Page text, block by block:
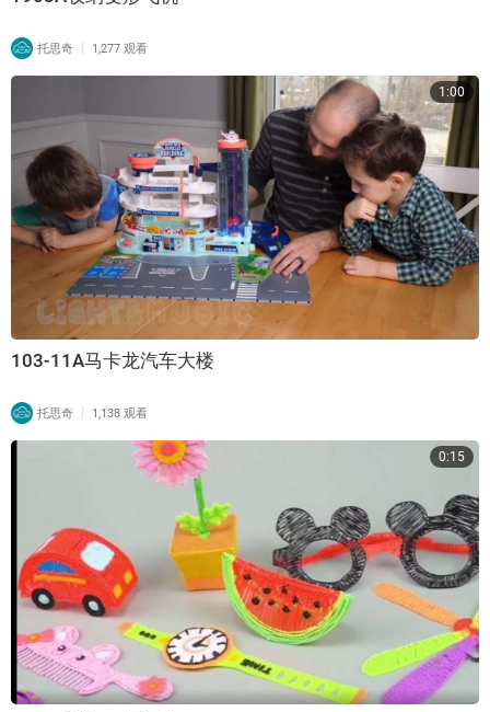
托思奇 | 1,277 观看
1:00
103-11A马卡龙汽车大楼
托思奇 | 1,138 观看
0:15